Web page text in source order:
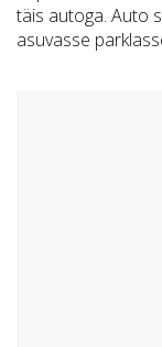
täis autoga. Auto
asuvasse